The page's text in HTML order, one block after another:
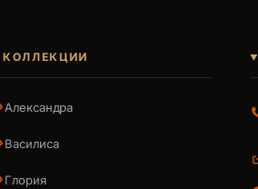
КОЛЛЕКЦИИ
Александра
Василиса
Глория